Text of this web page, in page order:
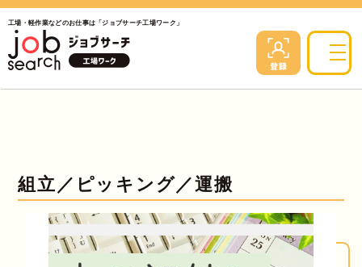
工場・軽作業などのお仕事は「ジョブサーチ工場ワーク」
組立／ピッキング／運搬